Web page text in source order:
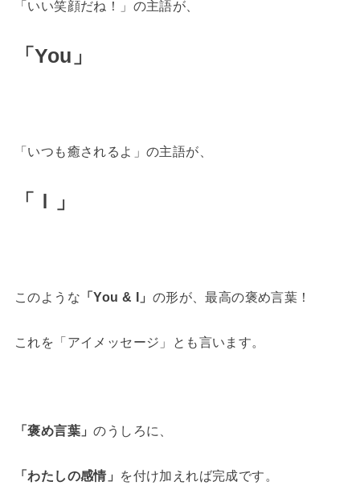
「いい笑顔だね！」の主語が、
「You」
「いつも癒されるよ」の主語が、
「Ｉ」
このような 「You & I」 の形が、最高の褒め言葉！
これを「アイメッセージ」とも言います。
「褒め言葉」のうしろに、
「わたしの感情」 を付け加えれば完成です。